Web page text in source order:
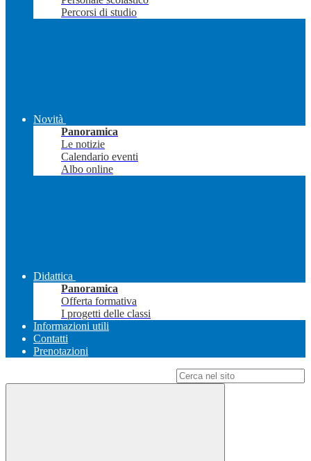
Percorsi di studio
Novità
Panoramica
Le notizie
Calendario eventi
Albo online
Didattica
Panoramica
Offerta formativa
I progetti delle classi
Informazioni utili
Contatti
Prenotazioni